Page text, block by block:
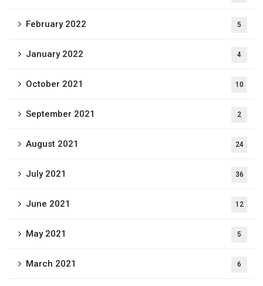
February 2022 5
January 2022 4
October 2021 10
September 2021 2
August 2021 24
July 2021 36
June 2021 12
May 2021 5
March 2021 6